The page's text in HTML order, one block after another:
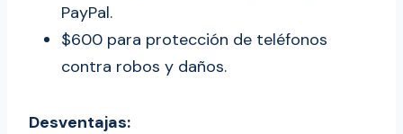
PayPal.
$600 para protección de teléfonos
contra robos y daños.
Desventajas: